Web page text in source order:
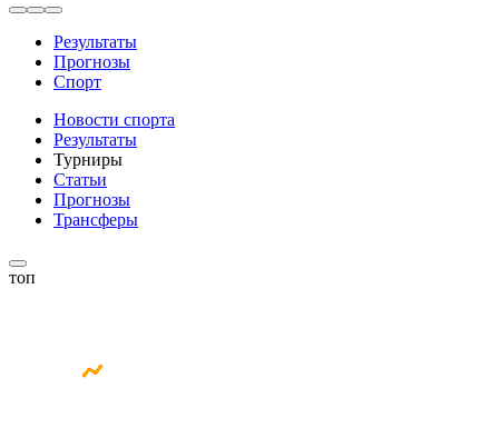
Результаты
Прогнозы
Спорт
Новости спорта
Результаты
Турниры
Статьи
Прогнозы
Трансферы
топ